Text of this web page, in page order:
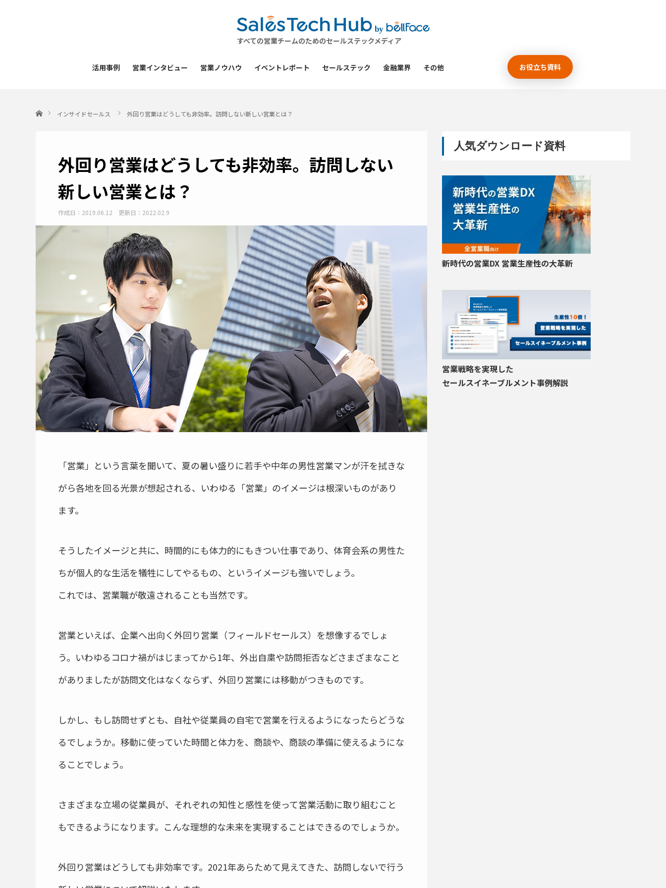
by
すべての営業チームのためのセールステックメディア
活用事例 営業インタビュー 営業ノウハウ イベントレポート セールステック 金融業界 その他 お役立ち資料
ホームインサイドセールス 外回り営業はどうしても非効率。訪問しない新しい営業とは？
外回り営業はどうしても非効率。訪問しない
新しい営業とは？
作成日：2019.06.12 更新日：2022.02.9
「営業」という言葉を聞いて、夏の暑い盛りに若手や中年の男性営業マンが汗を拭きな
がら各地を回る光景が想起される、いわゆる「営業」のイメージは根深いものがあり
ます。
そうしたイメージと共に、時間的にも体力的にもきつい仕事であり、体育会系の男性た
ちが個人的な生活を犠牲にしてやるもの、というイメージも強いでしょう。
これでは、営業職が敬遠されることも当然です。
営業といえば、企業へ出向く外回り営業（フィールドセールス）を想像するでしょ
う。いわゆるコロナ禍がはじまってから1年、外出自粛や訪問拒否などさまざまなこと
がありましたが訪問文化はなくならず、外回り営業には移動がつきものです。
しかし、もし訪問せずとも、自社や従業員の自宅で営業を行えるようになったらどうな
るでしょうか。移動に使っていた時間と体力を、商談や、商談の準備に使えるようにな
ることでしょう。
さまざまな立場の従業員が、それぞれの知性と感性を使って営業活動に取り組むこと
もできるようになります。こんな理想的な未来を実現することはできるのでしょうか。
外回り営業はどうしても非効率です。2021年あらためて見えてきた、訪問しないで行う
人気ダウンロード資料
新時代の営業DX 営業生産性の大革新
営業戦略を実現した
セールスイネーブルメント事例解説